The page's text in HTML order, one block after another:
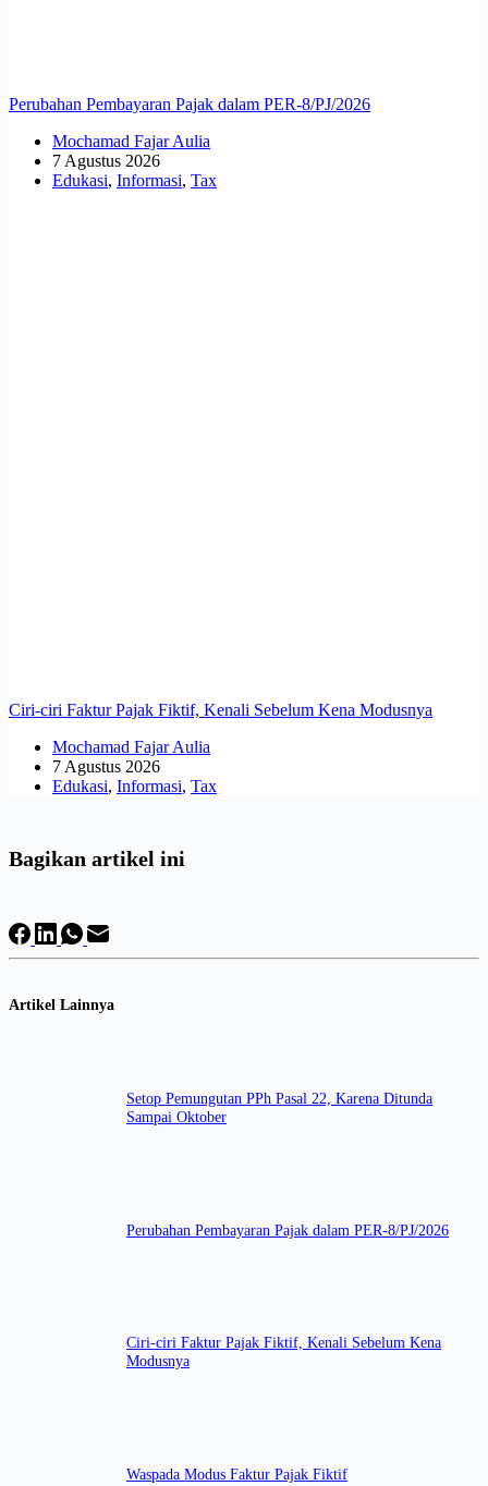
Perubahan Pembayaran Pajak dalam PER-8/PJ/2026
Mochamad Fajar Aulia
7 Agustus 2026
Edukasi, Informasi, Tax
Ciri-ciri Faktur Pajak Fiktif, Kenali Sebelum Kena Modusnya
Mochamad Fajar Aulia
7 Agustus 2026
Edukasi, Informasi, Tax
Bagikan artikel ini
Artikel Lainnya
Setop Pemungutan PPh Pasal 22, Karena Ditunda
Sampai Oktober
Perubahan Pembayaran Pajak dalam PER-8/PJ/2026
Ciri-ciri Faktur Pajak Fiktif, Kenali Sebelum Kena
Modusnya
Waspada Modus Faktur Pajak Fiktif